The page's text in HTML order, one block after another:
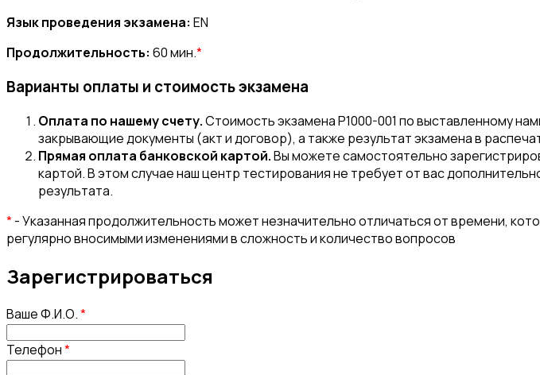
Язык проведения экзамена: EN
Продолжительность: 60 мин.*
Варианты оплаты и стоимость экзамена
Оплата по нашему счету.Стоимость экзамена P1000-001 по выставленному
закрывающие документы (акт и договор), а также результат экзамена в
Прямая оплата банковской картой.Вы можете самостоятельно
картой. В этом случае наш центр тестирования не требует от вас
результата.
*- Указанная продолжительность может незначительно отличаться от времени,
регулярно вносимыми изменениями в сложность и количество вопросов
Зарегистрироваться
Ваше Ф.И.О.*
Телефон*